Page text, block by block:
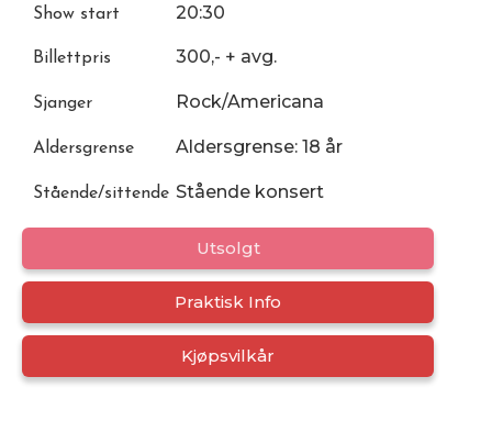
Show start 20:30
Billettpris 300,- + avg.
Sjanger Rock/Americana
Aldersgrense Aldersgrense: 18 år
Stående/sittende Stående konsert
Utsolgt
Praktisk Info
Kjøpsvilkår